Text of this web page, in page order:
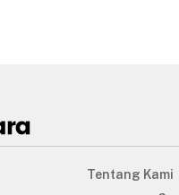
Tentang Kami